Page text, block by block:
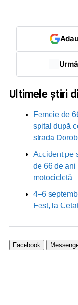
Ultimele știri
Femeie de
spital după
strada
Accident pe
de 66 de ani
motocicletă
4–6
Fest, la
Facebook